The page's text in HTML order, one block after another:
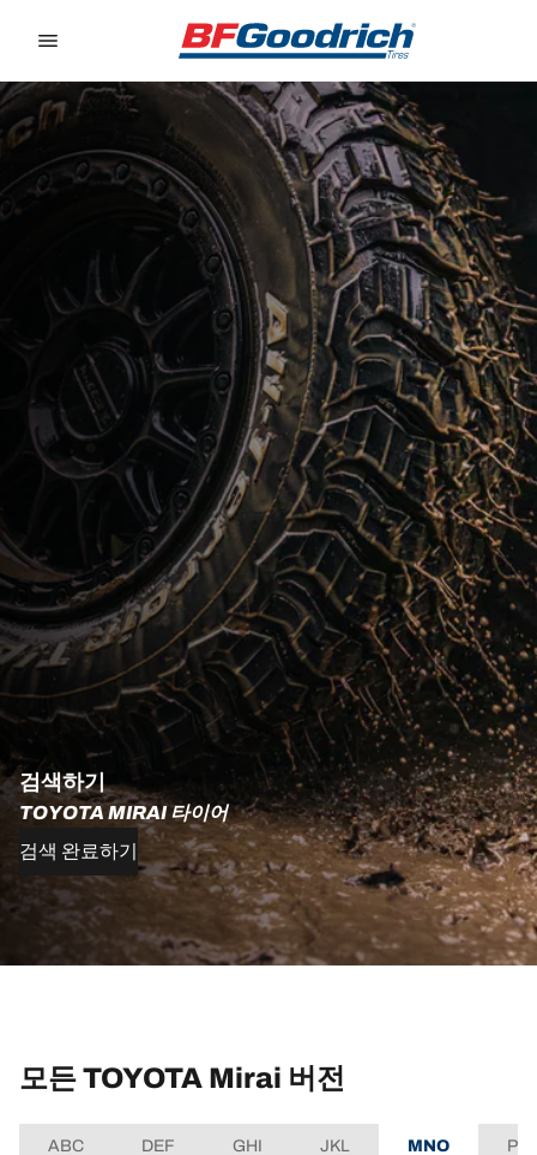
검색하기
TOYOTA MIRAI 타이어
검색 완료하기
모든 TOYOTA Mirai 버전
ABC DEF GHI JKL MNO